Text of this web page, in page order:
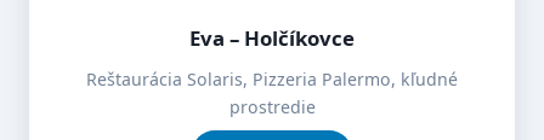
Eva – Holčíkovce
Reštaurácia Solaris, Pizzeria Palermo, kľudné
prostredie